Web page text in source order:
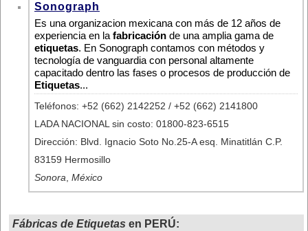
Sonograph
Es una organizacion mexicana con más de 12 años de
experiencia en la fabricación de una amplia gama de
etiquetas. En Sonograph contamos con métodos y
tecnología de vanguardia con personal altamente
capacitado dentro las fases o procesos de producción de
Etiquetas...
Teléfonos: +52 (662) 2142252 / +52 (662) 2141800
LADA NACIONAL sin costo: 01800-823-6515
Dirección: Blvd. Ignacio Soto No.25-A esq. Minatitlán C.P.
83159 Hermosillo
Sonora México
Fábricas de Etiquetas en PERÚ: